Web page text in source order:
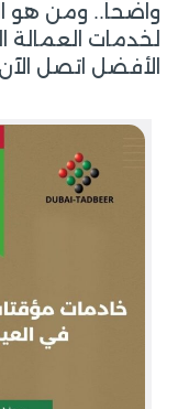
واضحاً.. ومن هو
لخدمات
الأفضل اتصل الآن: